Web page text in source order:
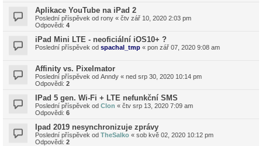
Aplikace YouTube na iPad 2
Poslední příspěvek od rony « čtv zář 10, 2020 2:03 pm
Odpovědi: 4
iPad Mini LTE - neoficiální iOS10+ ?
Poslední příspěvek od spachal_tmp « pon zář 07, 2020 9:08 am
Affinity vs. Pixelmator
Poslední příspěvek od Anndy « ned srp 30, 2020 10:14 pm
Odpovědi: 2
IPad 5 gen. Wi-Fi + LTE nefunkční SMS
Poslední příspěvek od Clon « čtv srp 13, 2020 7:09 am
Odpovědi: 6
Ipad 2019 nesynchronizuje zprávy
Poslední příspěvek od TheSalko « sob kvě 02, 2020 10:12 pm
Odpovědi: 2